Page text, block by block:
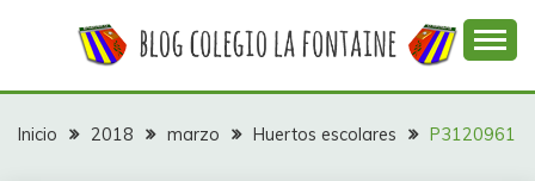
COLEGIO LA
FONTAINE
colegio La Fontaine
Inicio 2018 marzo Huertos escolares P3120961